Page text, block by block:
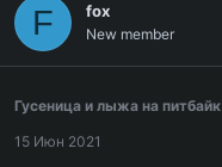
F fox
New member
Гусеница и лыжа на питбайк
15 Июн 2021